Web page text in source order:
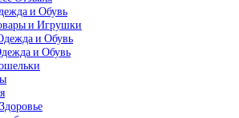
и Обувь
и Игрушки
и Обувь
и Обувь